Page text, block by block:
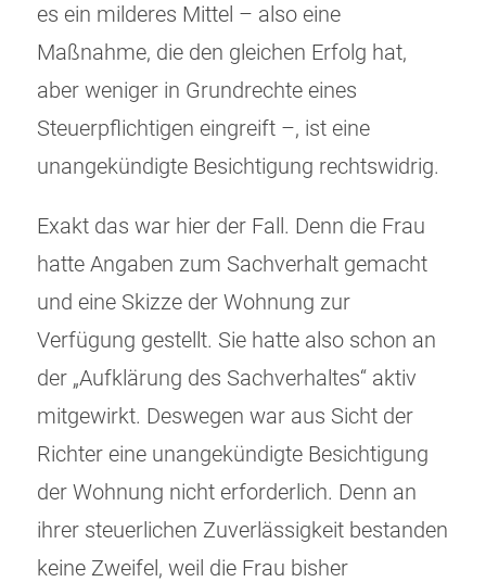
es ein milderes Mittel – also eine
Maßnahme, die den gleichen Erfolg hat,
aber weniger in Grundrechte eines
Steuerpflichtigen eingreift –, ist eine
unangekündigte Besichtigung rechtswidrig.
Exakt das war hier der Fall. Denn die Frau
hatte Angaben zum Sachverhalt gemacht
und eine Skizze der Wohnung zur
Verfügung gestellt. Sie hatte also schon an
der „Aufklärung des Sachverhaltes“ aktiv
mitgewirkt. Deswegen war aus Sicht der
Richter eine unangekündigte Besichtigung
der Wohnung nicht erforderlich. Denn an
ihrer steuerlichen Zuverlässigkeit bestanden
keine Zweifel, weil die Frau bisher